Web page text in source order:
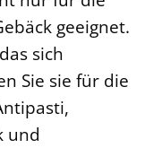
geeignet.
sich
Sie sie für die
und